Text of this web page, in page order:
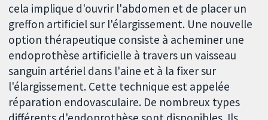
cela implique d'ouvrir l'abdomen et de placer un
greffon artificiel sur l'élargissement. Une nouvelle
option thérapeutique consiste à acheminer une
endoprothèse artificielle à travers un vaisseau
sanguin artériel dans l'aine et à la fixer sur
l'élargissement. Cette technique est appelée
réparation endovasculaire. De nombreux types